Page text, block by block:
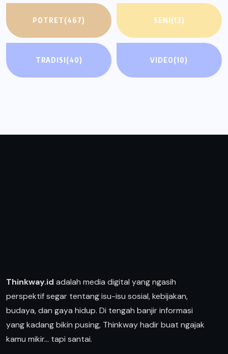
POTRET(467) SENI(13)
TRADISI(40) VIDEO(10)
Thinkway.id adalah media digital yang ngasih
perspektif segar tentang isu-isu sosial, kebijakan,
budaya, dan gaya hidup. Di tengah banjir informasi
yang kadang bikin pusing, Thinkway hadir buat ngajak
kamu mikir… tapi santai.